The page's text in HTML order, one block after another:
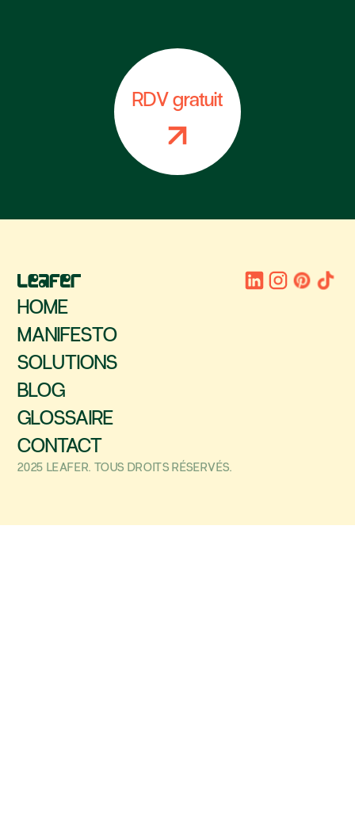
RDV gratuit
HOME
MANIFESTO
SOLUTIONS
BLOG
GLOSSAIRE
CONTACT
2025 LEAFER. TOUS DROITS RÉSERVÉS.